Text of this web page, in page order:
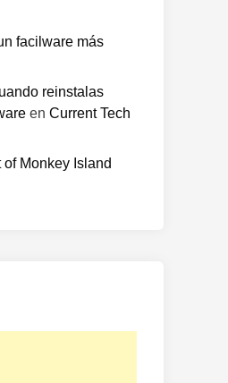
facilware más
reinstalas
en Current Tech
Monkey Island